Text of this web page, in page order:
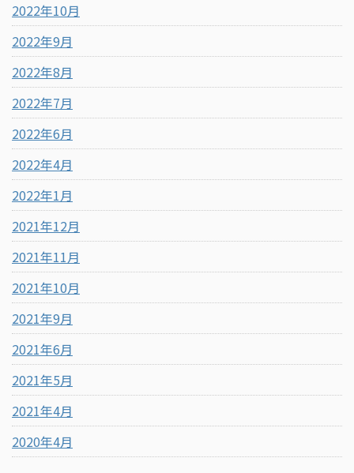
2022年10月
2022年9月
2022年8月
2022年7月
2022年6月
2022年4月
2022年1月
2021年12月
2021年11月
2021年10月
2021年9月
2021年6月
2021年5月
2021年4月
2020年4月